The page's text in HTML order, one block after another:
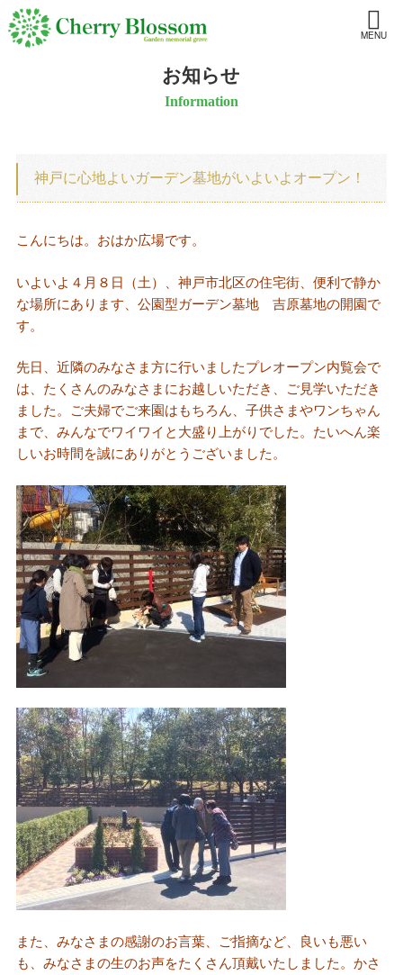
MENU
お知らせ
Information
神戸に心地よいガーデン墓地がいよいよオープン！
こんにちは。おはか広場です。
いよいよ４月８日（土）、神戸市北区の住宅街、便利で静か
な場所にあります、公園型ガーデン墓地 吉原墓地の開園で
す。
先日、近隣のみなさま方に行いましたプレオープン内覧会で
は、たくさんのみなさまにお越しいただき、ご見学いただき
ました。ご夫婦でご来園はもちろん、子供さまやワンちゃん
まで、みんなでワイワイと大盛り上がりでした。たいへん楽
しいお時間を誠にありがとうございました。
また、みなさまの感謝のお言葉、ご指摘など、良いも悪い
も、みなさまの生のお声をたくさん頂戴いたしました。かさ